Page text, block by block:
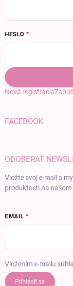
HESLO
Nová registrácia
FACEBOOK
ODOBERAŤ
Vložte svoj e-mail a
produktoch na našom
EMAIL
Vložením e-mailu
Prihlásiť sa